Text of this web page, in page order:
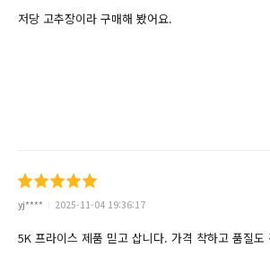
저당 고추장이라 구매해 봤어요.
yj**** 2025-11-04 19:36:17
5K 프라이스 제품 믿고 삽니다. 가격 착하고 품질도